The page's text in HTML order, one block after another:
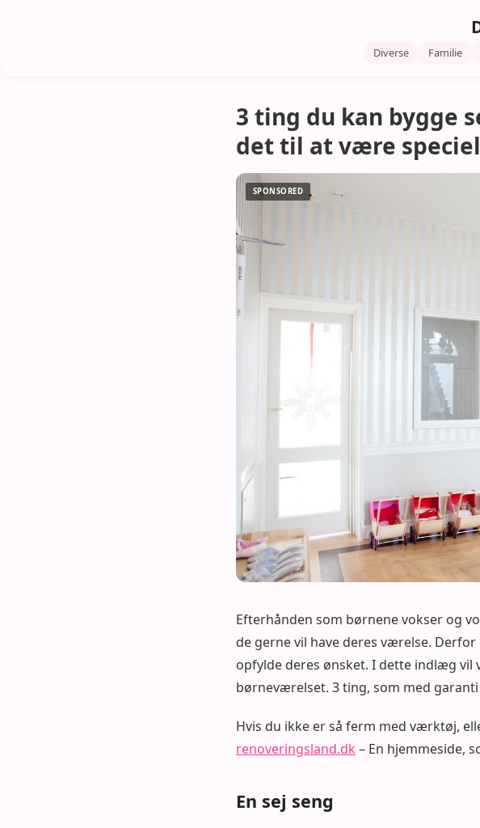
Diverse Familie
3 ting du kan bygge
det til at være
Efterhånden som børnene vokser og
de gerne vil have deres værelse.
opfylde deres ønsket. I dette indlæg vil
børneværelset. 3 ting, som med
Hvis du ikke er så ferm med værktøj,
renoveringsland.dk – En hjemmeside,
En sej seng